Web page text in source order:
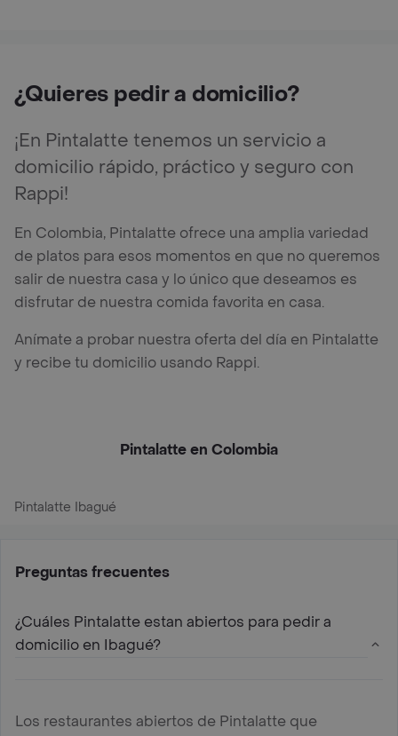
¿Quieres pedir a domicilio?
¡En Pintalatte tenemos un servicio a
domicilio rápido, práctico y seguro con
Rappi!
En Colombia, Pintalatte ofrece una amplia variedad
de platos para esos momentos en que no queremos
salir de nuestra casa y lo único que deseamos es
disfrutar de nuestra comida favorita en casa.
Anímate a probar nuestra oferta del día en Pintalatte
y recibe tu domicilio usando Rappi.
Pintalatte en Colombia
Pintalatte Ibagué
Preguntas frecuentes
¿Cuáles Pintalatte estan abiertos para pedir a
domicilio en Ibagué?
Los restaurantes abiertos de Pintalatte que